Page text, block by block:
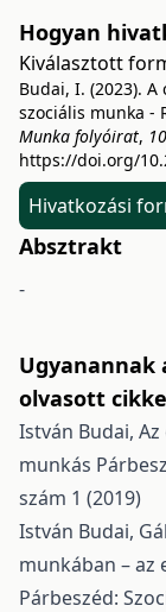
Hogyan
Kiválasztott
Budai, I. (2023).
szociális munka -
Munka folyóirat, 10
https://doi.org/
Hivatkozási
Absztrakt
-
Ugyanannak
olvasott
István Budai,
munkás
szám 1 (2019)
István Budai,
munkában – az
Párbeszéd: